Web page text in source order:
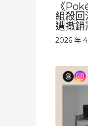
《
組殺
遭撤銷
2026 年